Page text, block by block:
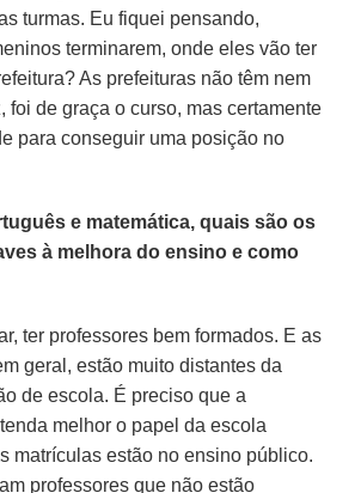
turmas. Eu fiquei pensando,
terminarem, onde eles vão ter
As prefeituras não têm nem
foi de graça o curso, mas certamente
para conseguir uma posição no
e matemática, quais são os
à melhora do ensino e como
ter professores bem formados. E as
geral, estão muito distantes da
de escola. É preciso que a
melhor o papel da escola
matrículas estão no ensino público.
professores que não estão